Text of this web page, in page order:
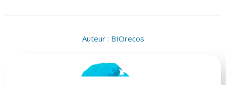
Auteur : BIOrecos